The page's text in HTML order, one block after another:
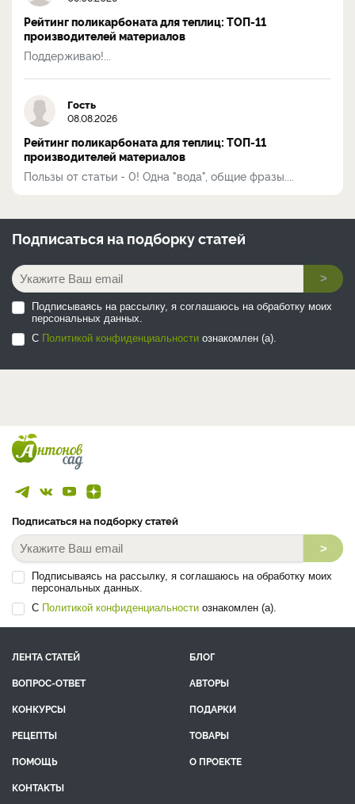
Рейтинг поликарбоната для теплиц: ТОП-11
производителей материалов
Поддерживаю!...
Гость
08.08.2026
Рейтинг поликарбоната для теплиц: ТОП-11
производителей материалов
Пользы от статьи - 0! Одна "вода", общие фразы....
Подписаться на подборку статей
>
Подписываясь на рассылку, я соглашаюсь на обработку моих
персональных данных.
С Политикой конфиденциальности ознакомлен (а).
Подписаться на подборку статей
>
Подписываясь на рассылку, я соглашаюсь на обработку моих
персональных данных.
С Политикой конфиденциальности ознакомлен (а).
ЛЕНТА СТАТЕЙ
БЛОГ
ВОПРОС-ОТВЕТ
АВТОРЫ
КОНКУРСЫ
ПОДАРКИ
РЕЦЕПТЫ
ТОВАРЫ
ПОМОЩЬ
О ПРОЕКТЕ
КОНТАКТЫ